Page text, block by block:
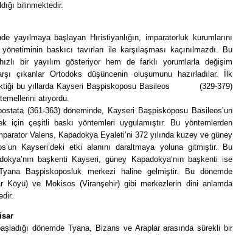
bilinmektedir.
yayılmaya başlayan Hıristiyanlığın, imparatorluk kurumlarını
baskıcı tavırları ile karşılaşması kaçınılmazdı. Bu
bir yayılım gösteriyor hem de farklı yorumlarla değişim
çıkanlar Ortodoks düşüncenin oluşumunu hazırladılar. İlk
bu yıllarda Kayseri Başpiskoposu Basileos (329-379)
atıyordu.
(361-363) döneminde, Kayseri Başpiskoposu Basileos’un
için çeşitli baskı yöntemleri uygulamıştır. Bu yöntemlerden
Valens, Kapadokya Eyaleti’ni 372 yılında kuzey ve güney
Kayseri’deki etki alanını daraltmaya yoluna gitmiştir. Bu
başkenti Kayseri, güney Kapadokya’nın başkenti ise
Başpiskoposluk merkezi haline gelmiştir. Bu dönemde
Köyü) ve Mokisos (Viranşehir) gibi merkezlerin dini anlamda
dönemde Tyana, Bizans ve Araplar arasında sürekli bir